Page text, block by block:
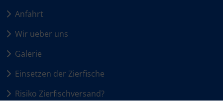
Anfahrt
Wir ueber uns
Galerie
Einsetzen der Zierfische
Risiko Zierfischversand?